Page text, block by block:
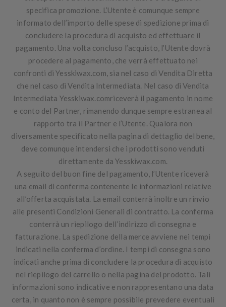
specifica promozione. L’Utente è comunque sempre
informato dell’importo delle spese di spedizione prima di
concludere la procedura di acquisto ed effettuare il
pagamento. Una volta concluso l’acquisto, l’Utente dovrà
procedere al pagamento, che verrà effettuato nei
confronti di Yesskiwax.com, sia nel caso di Vendita Diretta
che nel caso di Vendita Intermediata. Nel caso di Vendita
Intermediata Yesskiwax.comriceverà il pagamento in nome
e conto del Partner, rimanendo dunque sempre estranea al
rapporto tra il Partner e l’Utente. Qualora non
diversamente specificato nella pagina di dettaglio del bene,
deve comunque intendersi che i prodotti sono venduti
direttamente da Yesskiwax.com.
A seguito del buon fine del pagamento, l’Utente riceverà
una email di conferma contenente le informazioni relative
all’offerta acquistata. La email conterrà inoltre un rinvio
alle presenti Condizioni Generali di contratto. La conferma
conterrà un riepilogo dell’indirizzo di consegna e
fatturazione. La spedizione della merce avviene nei tempi
indicati nella conferma d’ordine. I tempi di consegna sono
indicati anche prima di concludere la procedura di acquisto
nel riepilogo del carrello o nella pagina del prodotto. Tali
informazioni sono indicative e non rappresentano una data
certa, in quanto non è sempre possibile prevedere eventuali